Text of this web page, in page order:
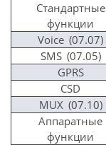
Стандартные
функции
Voice (07.07)
SMS (07.05)
GPRS
CSD
MUX (07.10)
Аппаратные
функции